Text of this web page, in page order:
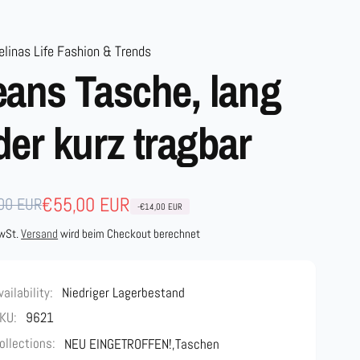
Life Fashion & Trends
Tasche, lang
kurz tragbar
EUR€55,00 EUR -€14,00 EUR
Versand wird beim Checkout berechnet
Niedriger Lagerbestand
9621
NEU EINGETROFFEN!,Taschen